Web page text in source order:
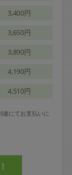
3,400円
3,650円
3,890円
4,190円
4,510円
途にてお支払いに